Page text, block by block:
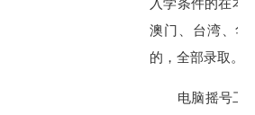
入学条件的在本
澳门、台湾、华
的，全部录取。
电脑摇号工作